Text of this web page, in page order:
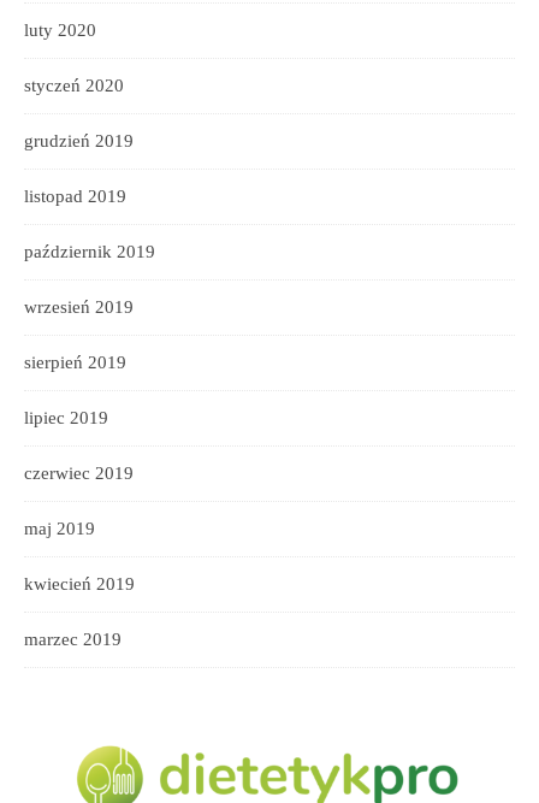
luty 2020
styczeń 2020
grudzień 2019
listopad 2019
październik 2019
wrzesień 2019
sierpień 2019
lipiec 2019
czerwiec 2019
maj 2019
kwiecień 2019
marzec 2019